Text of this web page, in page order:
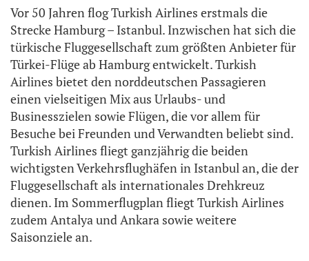
Vor 50 Jahren flog Turkish Airlines erstmals die
Strecke Hamburg – Istanbul. Inzwischen hat sich die
türkische Fluggesellschaft zum größten Anbieter für
Türkei-Flüge ab Hamburg entwickelt. Turkish
Airlines bietet den norddeutschen Passagieren
einen vielseitigen Mix aus Urlaubs- und
Businesszielen sowie Flügen, die vor allem für
Besuche bei Freunden und Verwandten beliebt sind.
Turkish Airlines fliegt ganzjährig die beiden
wichtigsten Verkehrsflughäfen in Istanbul an, die der
Fluggesellschaft als internationales Drehkreuz
dienen. Im Sommerflugplan fliegt Turkish Airlines
zudem Antalya und Ankara sowie weitere
Saisonziele an.